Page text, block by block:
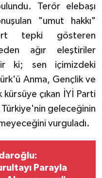
Terör elebaşı
"umut hakkı"
tepki gösteren
ağır eleştiriler
ki; sen içimizdeki
Anma, Gençlik ve
kürsüye çıkan İYİ Parti
geleceğinin
vurguladı.
Parayla